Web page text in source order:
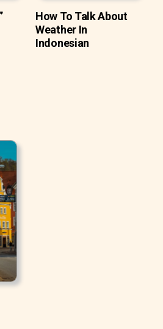
How To Talk About
Weather In
Indonesian